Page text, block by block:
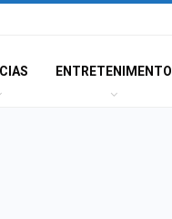
ENTRETENIMENTO